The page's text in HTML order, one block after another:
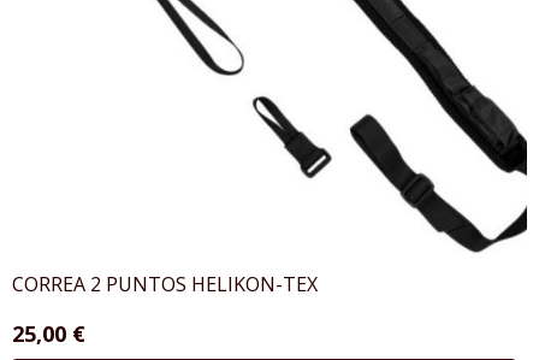
CORREA 2 PUNTOS HELIKON-TEX
25,00 €